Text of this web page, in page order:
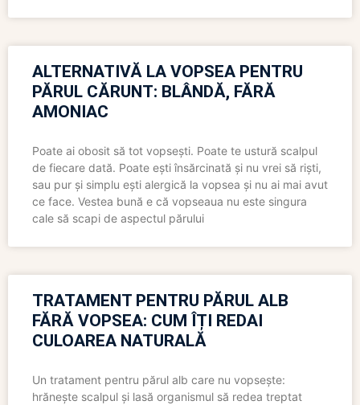
ALTERNATIVĂ LA VOPSEA PENTRU
PĂRUL CĂRUNT: BLÂNDĂ, FĂRĂ
AMONIAC
Poate ai obosit să tot vopsești. Poate te ustură scalpul
de fiecare dată. Poate ești însărcinată și nu vrei să riști,
sau pur și simplu ești alergică la vopsea și nu ai mai avut
ce face. Vestea bună e că vopseaua nu este singura
cale să scapi de aspectul părului
TRATAMENT PENTRU PĂRUL ALB
FĂRĂ VOPSEA: CUM ÎȚI REDAI
CULOAREA NATURALĂ
Un tratament pentru părul alb care nu vopsește:
hrănește scalpul și lasă organismul să redea treptat